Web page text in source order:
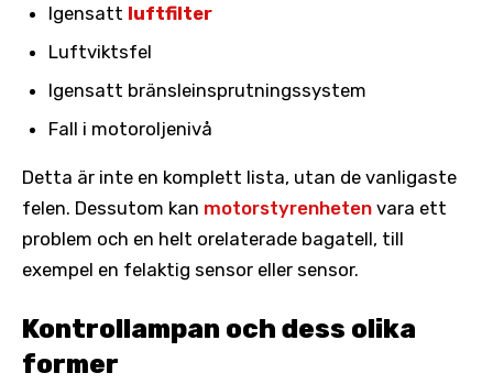
Igensatt luftfilter
Luftviktsfel
Igensatt bränsleinsprutningssystem
Fall i motoroljenivå
Detta är inte en komplett lista, utan de vanligaste
felen. Dessutom kan motorstyrenheten vara ett
problem och en helt orelaterade bagatell, till
exempel en felaktig sensor eller sensor.
Kontrollampan och dess olika
former